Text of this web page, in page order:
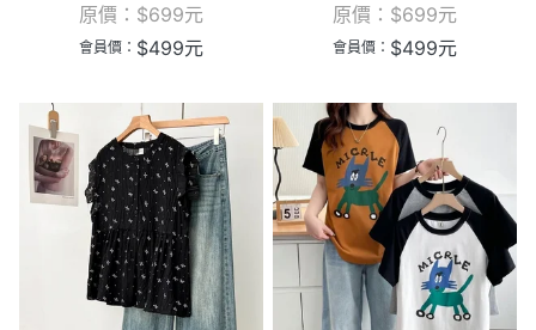
原價： $699元
會員價： $499元
原價： $699元
會員價： $499元